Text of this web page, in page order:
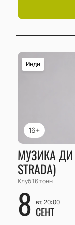
16+
Инди
МУЗИКА ДИ
STRADA)
Клуб 16 тонн
8 вт, 20:00
СЕНТ